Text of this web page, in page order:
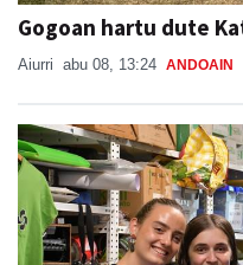
Gogoan hartu dute
Aiurri abu 08, 13:24 ANDOAIN